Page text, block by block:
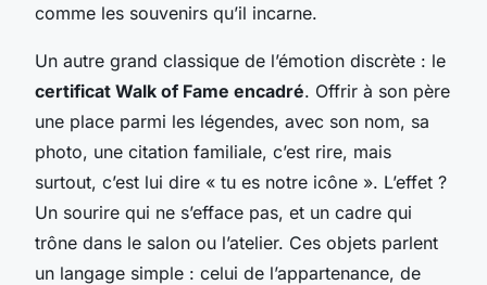
comme les souvenirs qu’il incarne.
Un autre grand classique de l’émotion discrète : le
certificat Walk of Fame encadré. Offrir à son père
une place parmi les légendes, avec son nom, sa
photo, une citation familiale, c’est rire, mais
surtout, c’est lui dire « tu es notre icône ». L’effet ?
Un sourire qui ne s’efface pas, et un cadre qui
trône dans le salon ou l’atelier. Ces objets parlent
un langage simple : celui de l’appartenance, de